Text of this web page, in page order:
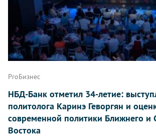
ProБизнес
НБД-Банк отметил 34-летие:
политолога Каринэ Геворгян и
современной политики Ближнего и
Востока